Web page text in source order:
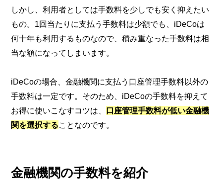
しかし、利用者としては手数料を少しでも安く抑えたい
もの。1回当たりに支払う手数料は少額でも、iDeCoは
何十年も利用するものなので、積み重なった手数料は相
当な額になってしまいます。
iDeCoの場合、金融機関に支払う口座管理手数料以外の
手数料は一定です。そのため、iDeCoの手数料を抑えて
お得に使いこなすコツは、 口座管理手数料が低い金融機
関を選択することなのです。
金融機関の手数料を紹介